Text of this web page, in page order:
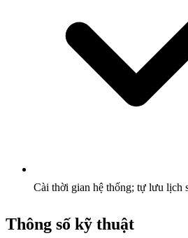
Cài thời gian hệ thống; tự lưu lịch
Thông số kỹ thuật